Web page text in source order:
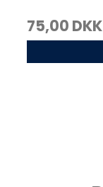
75,00 DKK